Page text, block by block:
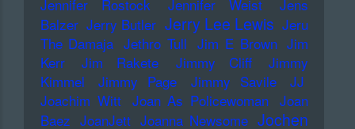
Jennifer Rostock
Jennifer Weist
Jens
Balzer Jerry Butler Jerry Lee Lewis Jeru
The Damaja Jethro Tull Jim E Brown Jim
Kerr
Jim Rakete Jimmy Cliff
Jimmy
Kimmel
Jimmy Page Jimmy Savile
JJ
Joachim Witt Joan As Policewoman Joan
Baez JoanJett Joanna Newsome Jochen